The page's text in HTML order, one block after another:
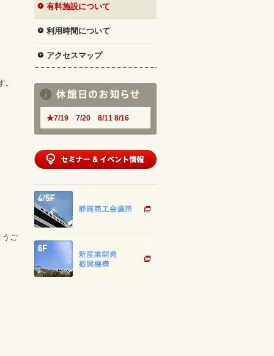
うご
有料施設について
利用時間について
アクセスマップ
★7/19 7/20 8/11 8/16